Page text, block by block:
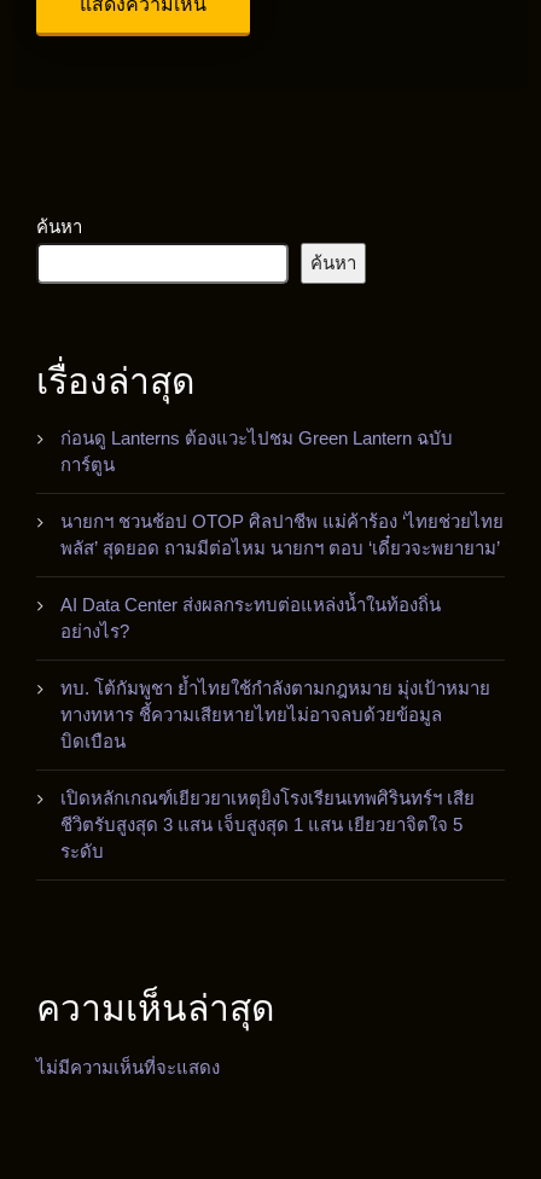
ค้นหา
ค้นหา
เรื่องล่าสุด
ก่อนดู Lanterns ต้องแวะไปชม Green Lantern ฉบับ
การ์ตูน
นายกฯ ชวนช้อป OTOP ศิลปาชีพ แม่ค้าร้อง ‘ไทยช่วยไทย
พลัส’ สุดยอด ถามมีต่อไหม นายกฯ ตอบ ‘เดี๋ยวจะพยายาม’
AI Data Center ส่งผลกระทบต่อแหล่งน้ำในท้องถิ่น
อย่างไร?
ทบ. โต้กัมพูชา ย้ำไทยใช้กำลังตามกฎหมาย มุ่งเป้าหมาย
ทางทหาร ชี้ความเสียหายไทยไม่อาจลบด้วยข้อมูล
บิดเบือน
เปิดหลักเกณฑ์เยียวยาเหตุยิงโรงเรียนเทพศิรินทร์ฯ เสีย
ชีวิตรับสูงสุด 3 แสน เจ็บสูงสุด 1 แสน เยียวยาจิตใจ 5
ระดับ
ความเห็นล่าสุด
ไม่มีความเห็นที่จะแสดง